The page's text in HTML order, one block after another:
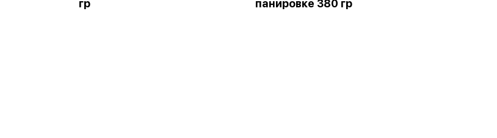
гр
панировке 380 гр